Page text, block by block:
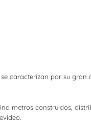
caracterizan por su
metros construidos,